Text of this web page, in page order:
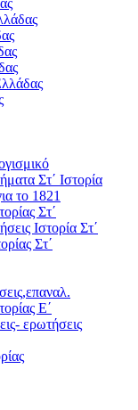
Στ΄ Ιστορία
το 1821
Στ΄
Ιστορία Στ΄
Στ΄
Ε΄
ερωτήσεις